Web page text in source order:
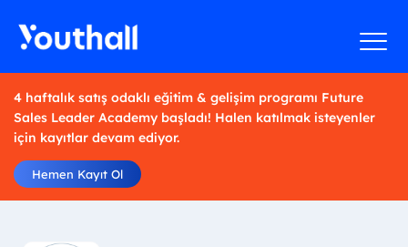
4 haftalık satış odaklı eğitim & gelişim programı Future
Sales Leader Academy başladı! Halen katılmak isteyenler
için kayıtlar devam ediyor.
Hemen Kayıt Ol